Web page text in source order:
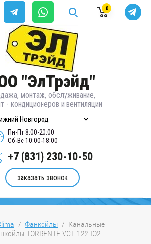
0
"ЭлТрэйд"
монтаж, обслуживание,
- кондиционеров и вентиляции
Пн-Пт 8:00-20:00
Сб-Вс 10:00-18:00
+7 (831) 230-10-50
заказать звонок
  /
Фанкойлы
  /  Канальные
TORRENTE VCT-122-IO2